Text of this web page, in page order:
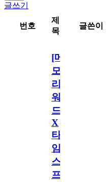
글쓰기
번호
제
목
글쓴이
[메
모
리
워
드
X
타
임
스
프